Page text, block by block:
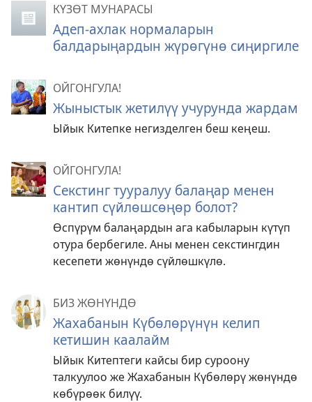
КҮЗӨТ МУНАРАСЫ
Адеп-ахлак нормаларын
балдарыңардын жүрөгүнө сиңиргиле
ОЙГОНГУЛА!
Жыныстык жетилүү учурунда жардам
Ыйык Китепке негизделген беш кеңеш.
ОЙГОНГУЛА!
Секстинг тууралуу балаңар менен
кантип сүйлөшсөңөр болот?
Өспүрүм балаңардын ага кабыларын күтүп
отура бербегиле. Аны менен секстингдин
кесепети жөнүндө сүйлөшкүлө.
БИЗ ЖӨНҮНДӨ
Жахабанын Күбөлөрүнүн келип
кетишин каалайм
Ыйык Китептеги кайсы бир суроону
талкуулоо же Жахабанын Күбөлөрү жөнүндө
көбүрөөк билүү.